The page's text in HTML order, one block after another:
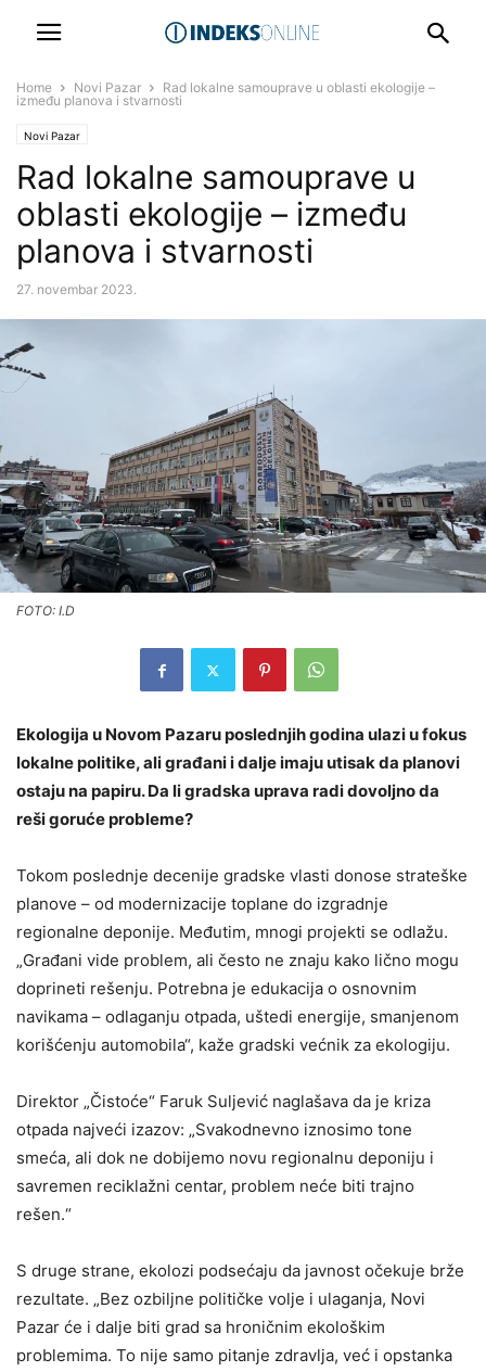
Home Novi Pazar
Rad lokalne samouprave u oblasti ekologije –
između planova i stvarnosti
Novi Pazar
Rad lokalne samouprave u
oblasti ekologije – između
planova i stvarnosti
27. novembar 2023.
FOTO: I.D
Ekologija u Novom Pazaru poslednjih godina ulazi u fokus
lokalne politike, ali građani i dalje imaju utisak da planovi
ostaju na papiru. Da li gradska uprava radi dovoljno da
reši goruće probleme?
Tokom poslednje decenije gradske vlasti donose strateške
planove – od modernizacije toplane do izgradnje
regionalne deponije. Međutim, mnogi projekti se odlažu.
„Građani vide problem, ali često ne znaju kako lično mogu
doprineti rešenju. Potrebna je edukacija o osnovnim
navikama – odlaganju otpada, uštedi energije, smanjenom
korišćenju automobila“, kaže gradski većnik za ekologiju.
Direktor „Čistoće“ Faruk Suljević naglašava da je kriza
otpada najveći izazov: „Svakodnevno iznosimo tone
smeća, ali dok ne dobijemo novu regionalnu deponiju i
savremen reciklažni centar, problem neće biti trajno
rešen.“
S druge strane, ekolozi podsećaju da javnost očekuje brže
rezultate. „Bez ozbiljne političke volje i ulaganja, Novi
Pazar će i dalje biti grad sa hroničnim ekološkim
problemima. To nije samo pitanje zdravlja, već i opstanka